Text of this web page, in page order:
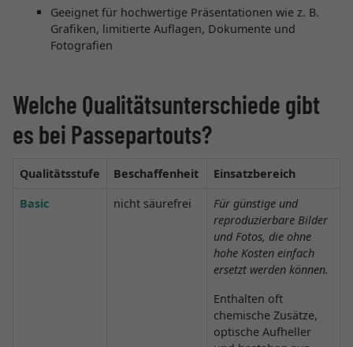
Geeignet für hochwertige Präsentationen wie z. B.
Grafiken, limitierte Auflagen, Dokumente und
Fotografien
Welche Qualitätsunterschiede gibt
es bei Passepartouts?
Qualitätsstufe Beschaffenheit
Einsatzbereich
Basic
nicht säurefrei
Für günstige und
reproduzierbare Bilder
und Fotos, die ohne
hohe Kosten einfach
ersetzt werden können.
Enthalten oft
chemische Zusätze,
optische Aufheller